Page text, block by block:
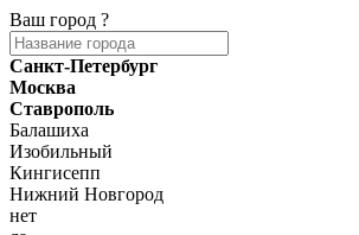
Ваш город ?
Санкт-Петербург
Москва
Ставрополь
Балашиха
Изобильный
Кингисепп
Нижний Новгород
нет